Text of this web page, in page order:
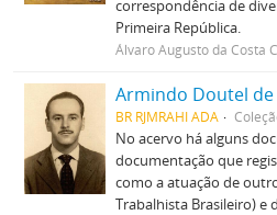
correspondência de
Primeira República.
Álvaro Augusto da Costa
Armindo Doutel
BR RJMRAHI ADA
No acervo há alguns
documentação que
como a atuação de
Trabalhista Brasileiro) e